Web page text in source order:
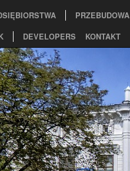
PRZEBUDOWA
DEVELOPERS KONTAKT